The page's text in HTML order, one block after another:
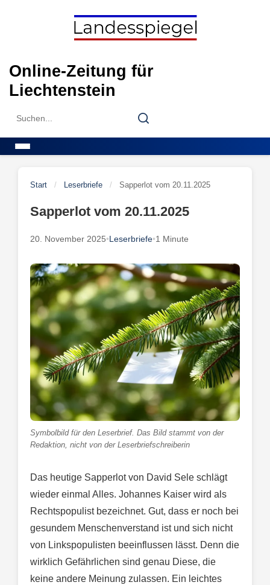
Online-Zeitung für
Liechtenstein
Search
Search
Start / Leserbriefe / Sapperlot vom 20.11.2025
Sapperlot vom 20.11.2025
20. November 2025•Leserbriefe•1 Minute
Symbolbild für den Leserbrief. Das Bild stammt von der
Redaktion, nicht von der Leserbriefschreiberin
Das heutige Sapperlot von David Sele schlägt
wieder einmal Alles. Johannes Kaiser wird als
Rechtspopulist bezeichnet. Gut, dass er noch bei
gesundem Menschenverstand ist und sich nicht
von Linkspopulisten beeinflussen lässt. Denn die
wirklich Gefährlichen sind genau Diese, die
keine andere Meinung zulassen. Ein leichtes